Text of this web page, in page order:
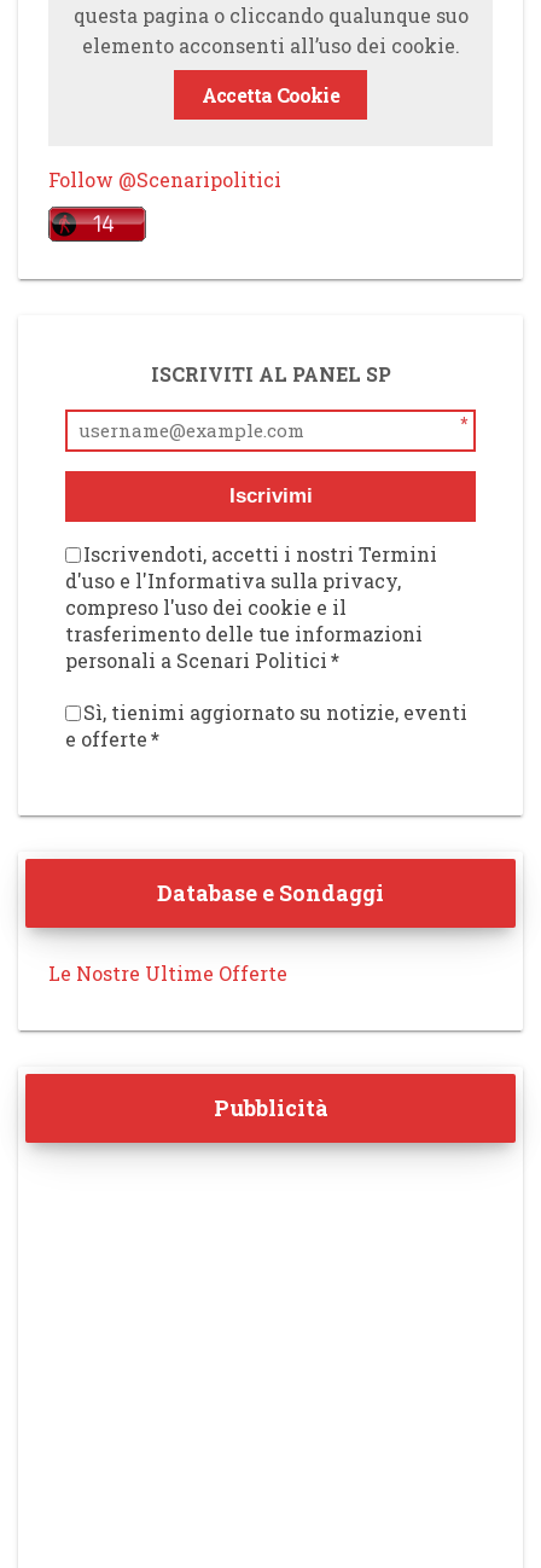
questa pagina o cliccando qualunque suo
elemento acconsenti all’uso dei cookie.
Accetta Cookie
Follow @Scenaripolitici
ISCRIVITI AL PANEL SP
*
Iscrivimi
Iscrivendoti, accetti i nostri Termini
d'uso e l'Informativa sulla privacy,
compreso l'uso dei cookie e il
trasferimento delle tue informazioni
personali a Scenari Politici*
Sì, tienimi aggiornato su notizie, eventi
e offerte*
Database e Sondaggi
Le Nostre Ultime Offerte
Pubblicità